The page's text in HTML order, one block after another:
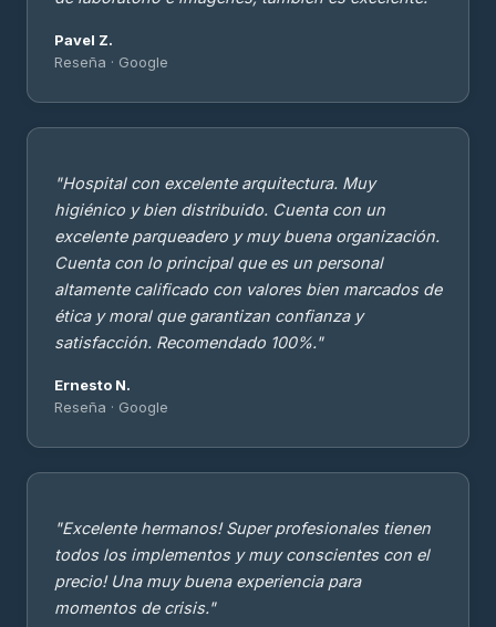
Pavel Z.
Reseña · Google
"Hospital con excelente arquitectura. Muy
higiénico y bien distribuido. Cuenta con un
excelente parqueadero y muy buena organización.
Cuenta con lo principal que es un personal
altamente calificado con valores bien marcados de
ética y moral que garantizan confianza y
satisfacción. Recomendado 100%."
Ernesto N.
Reseña · Google
"Excelente hermanos! Super profesionales tienen
todos los implementos y muy conscientes con el
precio! Una muy buena experiencia para
momentos de crisis."